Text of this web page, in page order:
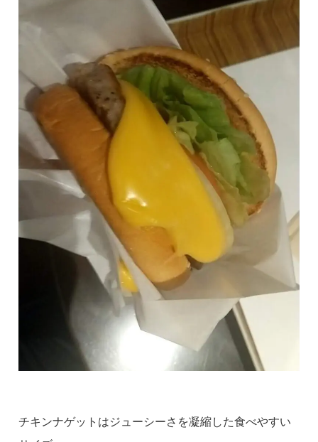
チキンナゲットはジューシーさを凝縮した食べやすい